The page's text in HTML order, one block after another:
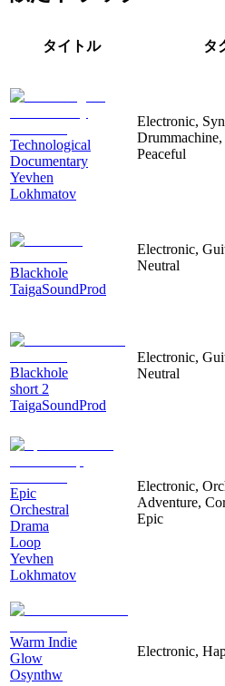
タイトル タ
Technological
Documentary
Yevhen
Lokhmatov
Electronic,
Peaceful
Blackhole
TaigaSoundProd
Electronic,
Neutral
Blackhole
short 2
TaigaSoundProd
Electronic,
Neutral
Epic
Orchestral
Drama
Loop
Yevhen
Lokhmatov
Electronic,
Adventure,
Epic
Warm Indie
Glow
Osynthw
Electronic,